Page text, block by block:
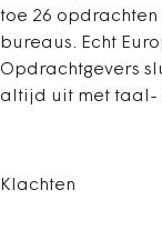
toe 26
bureaus. Echt
Opdrachtgevers
altijd uit met taal-
Klachten